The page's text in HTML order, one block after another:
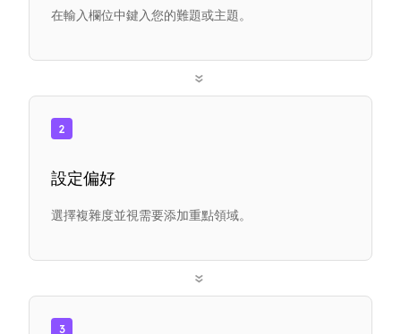
在輸入欄位中鍵入您的難題或主題。
»
2
設定偏好
選擇複雜度並視需要添加重點領域。
»
3